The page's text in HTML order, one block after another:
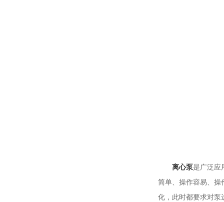
离心泵是广泛应
简单、操作容易、操
化，此时都要求对泵